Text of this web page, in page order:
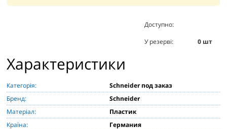
Доступно:
У резерві:
0шт
Характеристики
Категорія:
Schneider под заказ
Бренд:
Schneider
Матеріал:
Пластик
Країна:
Германия